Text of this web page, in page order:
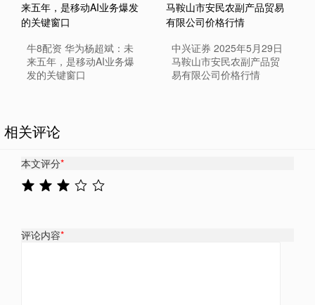
牛8配资 华为杨超斌：未
来五年，是移动AI业务爆
发的关键窗口
中兴证券 2025年5月29日
马鞍山市安民农副产品贸
易有限公司价格行情
相关评论
本文评分*
评论内容*